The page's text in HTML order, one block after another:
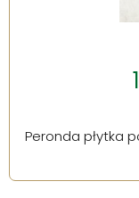
Peronda płytka